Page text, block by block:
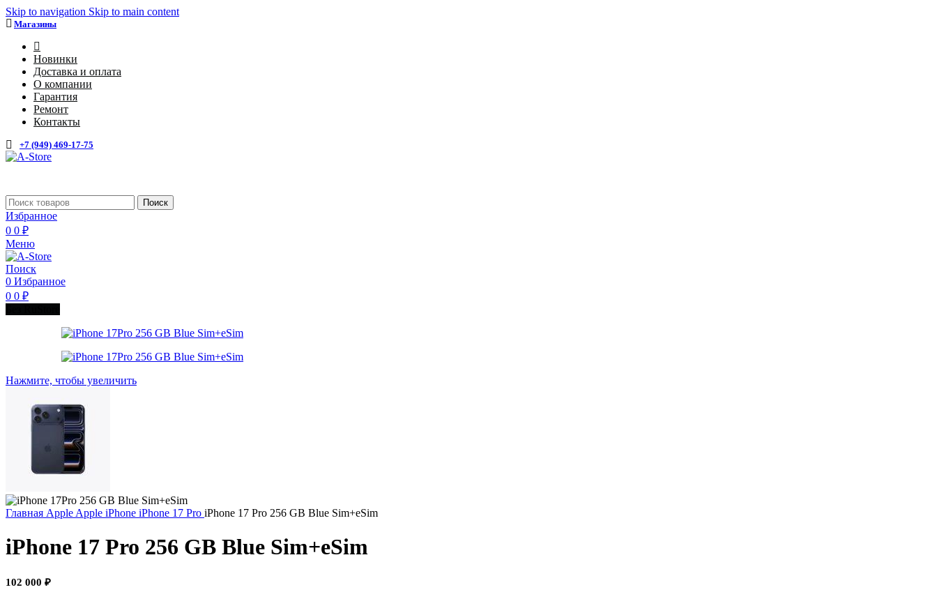
Skip to navigation Skip to main content
Магазины
Новинки
Доставка и оплата
О компании
Гарантия
Ремонт
Контакты
+7 (949) 469-17-75
Поиск
Избранное
0 0 ₽
Меню
Поиск
0 Избранное
0 0 ₽
Нажмите, чтобы увеличить
Главная Apple Apple iPhone iPhone 17 Pro iPhone 17 Pro 256 GB Blue Sim+eSim
iPhone 17 Pro 256 GB Blue Sim+eSim
102 000 ₽